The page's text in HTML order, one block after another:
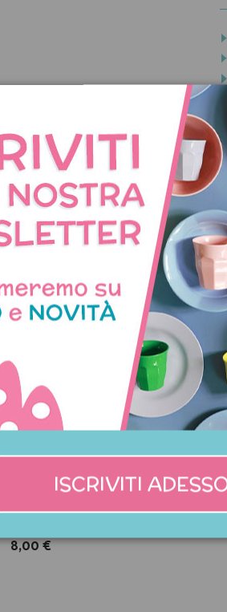
COMPRATO
Non disponibile
bimbo fantasia api
8,00 €
Cesta
ISCRIVITI